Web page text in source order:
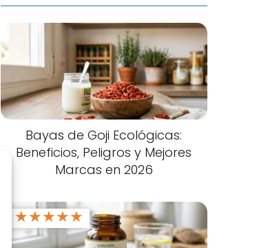
Bayas de Goji Ecológicas:
Beneficios, Peligros y Mejores
Marcas en 2026
★★★★★